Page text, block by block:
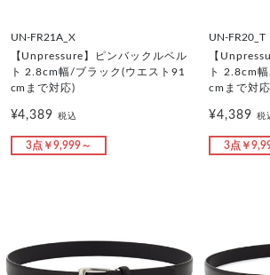
UN-FR21A_X
【Unpressure】ピンバックルベル
ト 2.8cm幅/ブラック(ウエスト91
cmまで対応)
¥4,389税込
3点￥9,999～
UN-FR20_T
【
ト 2.8cm
cmまで対
¥4,389 税
3点￥